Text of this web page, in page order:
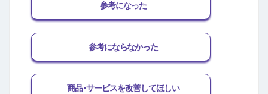
参考になった
参考にならなかった
商品･サービスを改善してほしい